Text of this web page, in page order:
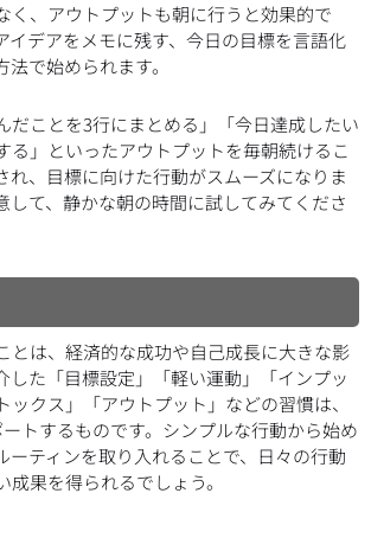
く、アウトプットも朝に行うと効果的で
イデアをメモに残す、今日の目標を言語化
で始められます。
だことを3行にまとめる」「今日達成したい
る」といったアウトプットを毎朝続けるこ
れ、目標に向けた行動がスムーズになりま
して、静かな朝の時間に試してみてくださ
とは、経済的な成功や自己成長に大きな影
した「目標設定」「軽い運動」「インプッ
ックス」「アウトプット」などの習慣は、
トするものです。シンプルな行動から始め
ーティンを取り入れることで、日々の行動
果を得られるでしょう。